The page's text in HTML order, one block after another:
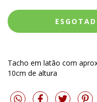
Tacho em latão com
10cm de altura